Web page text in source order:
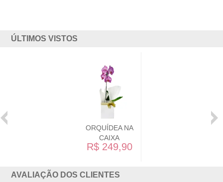
ÚLTIMOS VISTOS
ORQUÍDEA NA
CAIXA
R$ 249,90
AVALIAÇÃO DOS CLIENTES